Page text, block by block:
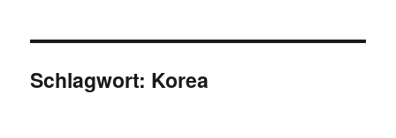
Schlagwort: Korea